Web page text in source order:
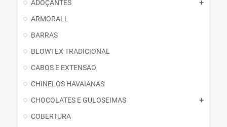
ADOÇANTES
ARMORALL
BARRAS
BLOWTEX TRADICIONAL
CABOS E EXTENSAO
CHINELOS HAVAIANAS
CHOCOLATES E GULOSEIMAS
COBERTURA